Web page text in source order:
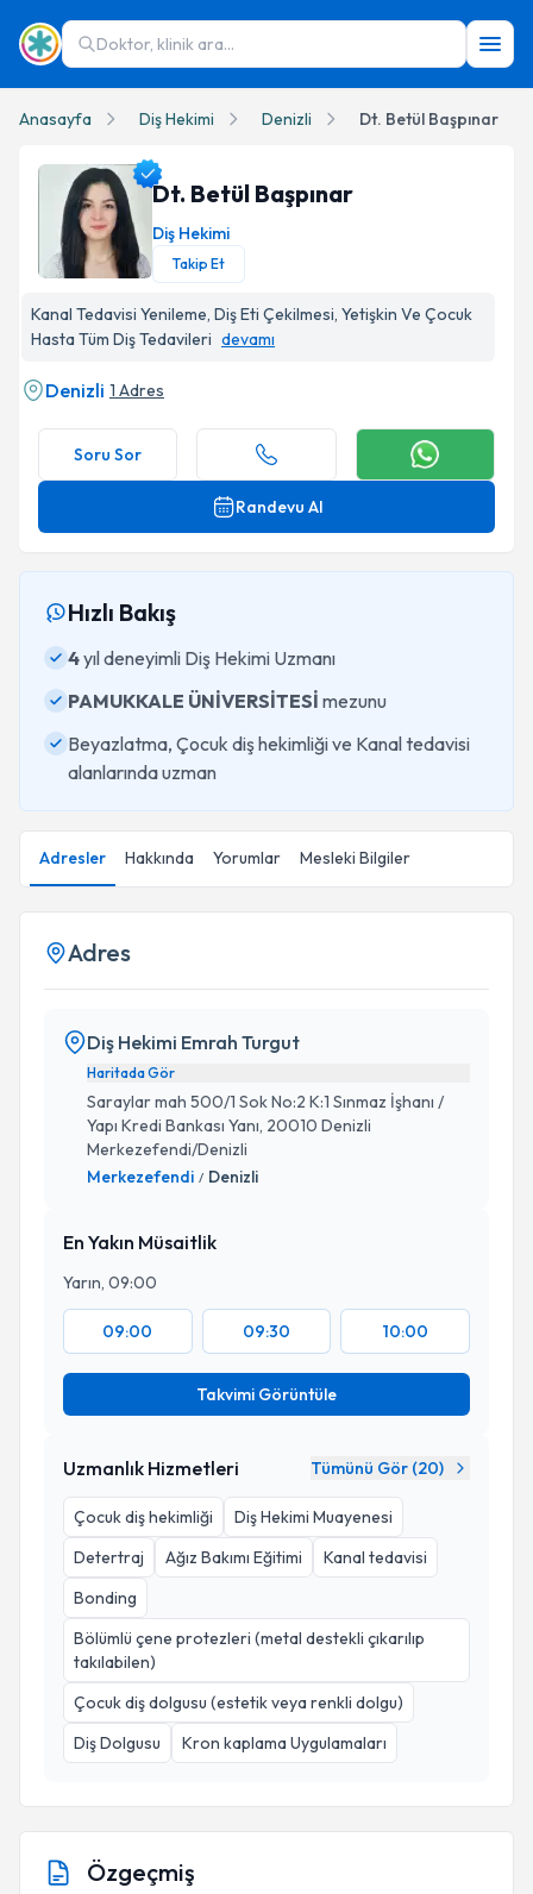
Doktor, klinik ara...
Anasayfa Diş Hekimi Denizli Dt. Betül Başpınar
Dt. Betül Başpınar
Diş Hekimi
Takip Et
Kanal Tedavisi Yenileme, Diş Eti Çekilmesi, Yetişkin Ve Çocuk
Hasta Tüm Diş Tedavileri devamı
Denizli 1 Adres
Soru Sor
Randevu Al
Hızlı Bakış
4yıl deneyimli Diş Hekimi Uzmanı
PAMUKKALE ÜNİVERSİTESİ mezunu
Beyazlatma, Çocuk diş hekimliği ve Kanal tedavisi
alanlarında uzman
Adresler Hakkında Yorumlar Mesleki Bilgiler
Adres
Diş Hekimi Emrah Turgut
Haritada Gör
Saraylar mah 500/1 Sok No:2 K:1 Sınmaz İşhanı /
Yapı Kredi Bankası Yanı, 20010 Denizli
Merkezefendi/Denizli
Merkezefendi / Denizli
En Yakın Müsaitlik
Yarın, 09:00
09:00 09:30 10:00
Takvimi Görüntüle
Uzmanlık Hizmetleri Tümünü Gör (20)
Çocuk diş hekimliği
Diş Hekimi Muayenesi
Detertraj
Ağız Bakımı Eğitimi
Kanal tedavisi
Bonding
Bölümlü çene protezleri (metal destekli çıkarılıp
takılabilen)
Çocuk diş dolgusu (estetik veya renkli dolgu)
Diş Dolgusu
Kron kaplama Uygulamaları
Özgeçmiş